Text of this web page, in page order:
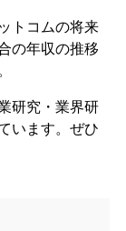
トコムの将来
の年収の推移
研究・業界研
います。ぜひ